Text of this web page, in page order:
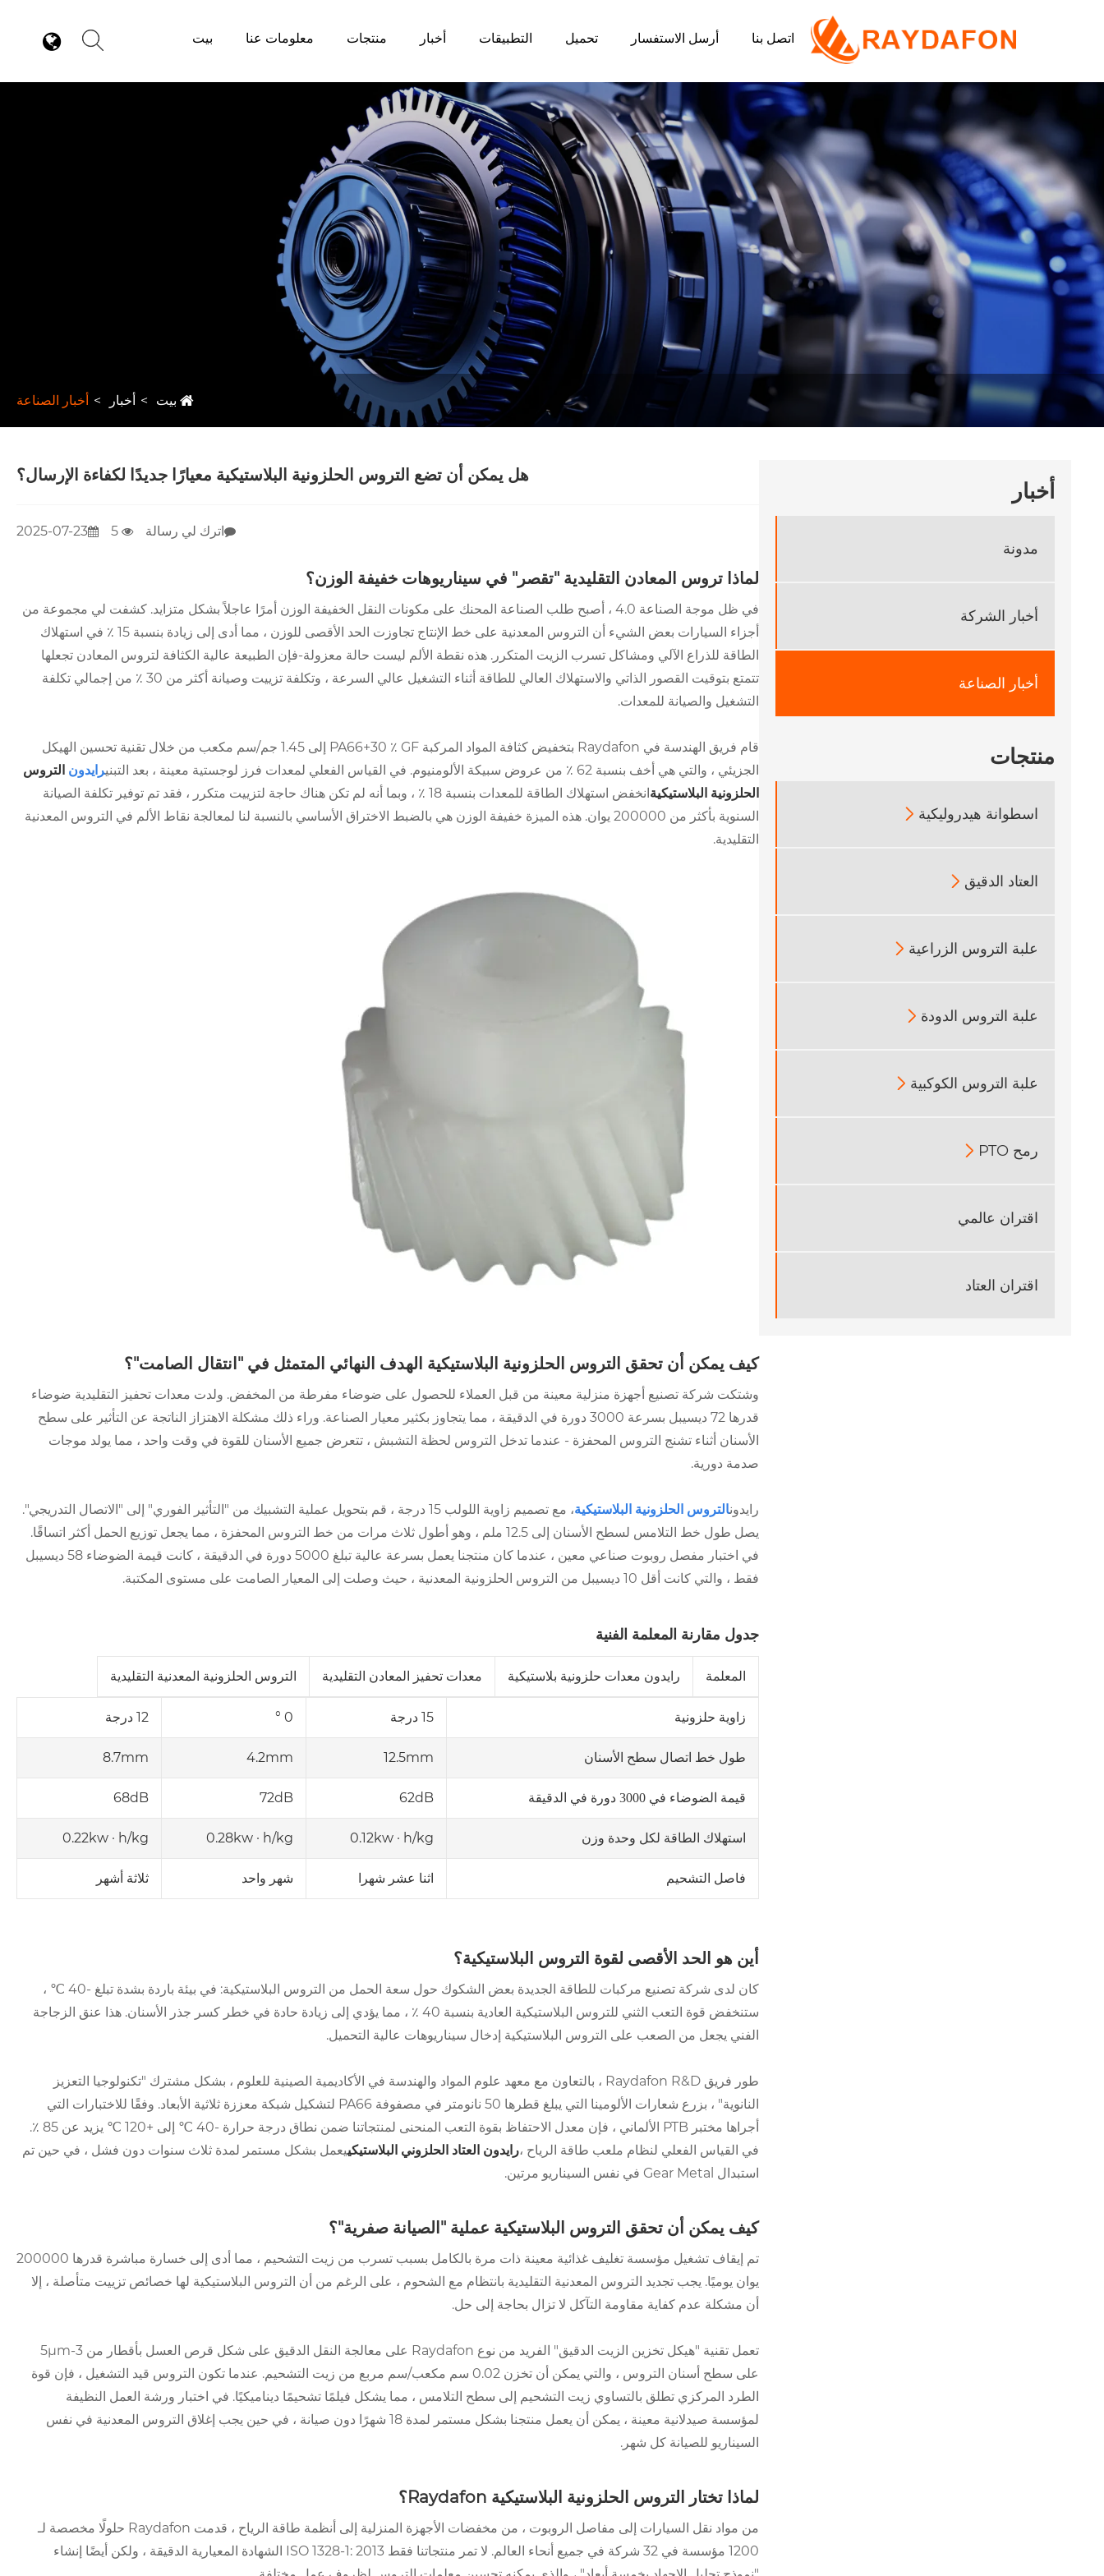
بيت معلومات عنا منتجات أخبار التطبيقات تحميل أرسل الاستفسار اتصل بنا
بيت أخبار أخبار الصناعة
أخبار
مدونة
أخبار الشركة
أخبار الصناعة
منتجات
اسطوانة هيدروليكية 
العتاد الدقيق 
علبة التروس الزراعية 
علبة التروس الدودة 
علبة التروس الكوكبية 
رمح PTO 
اقتران عالمي
اقتران العتاد
هل يمكن أن تضع التروس الحلزونية البلاستيكية معيارًا جديدًا لكفاءة الإرسال؟
2025-07-23 اترك لي رسالة
لماذا تروس المعادن التقليدية "تقصر" في سيناريوهات خفيفة الوزن؟
في ظل موجة الصناعة 4.0 ، أصبح طلب الصناعة المحنك على مكونات النقل الخفيفة الوزن أمرًا عاجلاً بشكل متزايد. كشفت لي مجموعة من
أجزاء السيارات بعض الشيء أن التروس المعدنية على خط الإنتاج تجاوزت الحد الأقصى للوزن ، مما أدى إلى زيادة بنسبة 15 ٪ في استهلاك
الطاقة للذراع الآلي ومشاكل تسرب الزيت المتكرر. هذه نقطة الألم ليست حالة معزولة-فإن الطبيعة عالية الكثافة لتروس المعادن تجعلها
تتمتع بتوقيت القصور الذاتي والاستهلاك العالي للطاقة أثناء التشغيل عالي السرعة ، وتكلفة تزييت وصيانة أكثر من 30 ٪ من إجمالي تكلفة
التشغيل والصيانة للمعدات.
قام فريق الهندسة في Raydafon بتخفيض كثافة المواد المركبة PA66+30 ٪ GF إلى 1.45 جم/سم مكعب من خلال تقنية تحسين الهيكل
الجزيئي ، والتي هي أخف بنسبة 62 ٪ من عروض سبيكة الألومنيوم. في القياس الفعلي لمعدات فرز لوجستية معينة ، بعد التبني
رايدون التروس
الحلزونية البلاستيكية
انخفض استهلاك الطاقة للمعدات بنسبة 18 ٪ ، وبما أنه لم تكن هناك حاجة لتزييت متكرر ، فقد تم توفير تكلفة الصيانة
السنوية بأكثر من 200000 يوان. هذه الميزة خفيفة الوزن هي بالضبط الاختراق الأساسي بالنسبة لنا لمعالجة نقاط الألم في التروس المعدنية
التقليدية.
كيف يمكن أن تحقق التروس الحلزونية البلاستيكية الهدف النهائي المتمثل في "انتقال الصامت"؟
وشتكت شركة تصنيع أجهزة منزلية معينة من قبل العملاء للحصول على ضوضاء مفرطة من المخفض. ولدت معدات تحفيز التقليدية ضوضاء
قدرها 72 ديسيبل بسرعة 3000 دورة في الدقيقة ، مما يتجاوز بكثير معيار الصناعة. وراء ذلك مشكلة الاهتزاز الناتجة عن التأثير على سطح
الأسنان أثناء تشنج التروس المحفزة - عندما تدخل التروس لحظة التشبش ، تتعرض جميع الأسنان للقوة في وقت واحد ، مما يولد موجات
صدمة دورية.
رايدونالتروس الحلزونية البلاستيكية
، مع تصميم زاوية اللولب 15 درجة ، قم بتحويل عملية التشبيك من "التأثير الفوري" إلى "الاتصال التدريجي".
يصل طول خط التلامس لسطح الأسنان إلى 12.5 ملم ، وهو أطول ثلاث مرات من خط التروس المحفزة ، مما يجعل توزيع الحمل أكثر اتساقًا.
في اختبار مفصل روبوت صناعي معين ، عندما كان منتجنا يعمل بسرعة عالية تبلغ 5000 دورة في الدقيقة ، كانت قيمة الضوضاء 58 ديسيبل
فقط ، والتي كانت أقل 10 ديسيبل من التروس الحلزونية المعدنية ، حيث وصلت إلى المعيار الصامت على مستوى المكتبة.
جدول مقارنة المعلمة الفنية
المعلمة رايدون معدات حلزونية بلاستيكية معدات تحفيز المعادن التقليدية التروس الحلزونية المعدنية التقليدية
زاوية حلزونية 15 درجة 0 ° 12 درجة
طول خط اتصال سطح الأسنان 12.5mm
4.2mm
8.7mm
قيمة الضوضاء في 3000 دورة في الدقيقة 62dB
72dB
68dB
استهلاك الطاقة لكل وحدة وزن 0.12kw · h/kg
0.28kw · h/kg
0.22kw · h/kg
فاصل التشحيم اثنا عشر شهرا شهر واحد ثلاثة أشهر
أين هو الحد الأقصى لقوة التروس البلاستيكية؟
كان لدى شركة تصنيع مركبات للطاقة الجديدة بعض الشكوك حول سعة الحمل من التروس البلاستيكية: في بيئة باردة بشدة تبلغ -40 ℃ ،
ستنخفض قوة التعب الثني للتروس البلاستيكية العادية بنسبة 40 ٪ ، مما يؤدي إلى زيادة حادة في خطر كسر جذر الأسنان. هذا عنق الزجاجة
الفني يجعل من الصعب على التروس البلاستيكية إدخال سيناريوهات عالية التحميل.
طور فريق Raydafon R&D ، بالتعاون مع معهد علوم المواد والهندسة في الأكاديمية الصينية للعلوم ، بشكل مشترك "تكنولوجيا التعزيز
النانوية" ، بزرع شعارات الألومينا التي يبلغ قطرها 50 نانومتر في مصفوفة PA66 لتشكيل شبكة معززة ثلاثية الأبعاد. وفقًا للاختبارات التي
أجراها مختبر PTB الألماني ، فإن معدل الاحتفاظ بقوة التعب المنحنى لمنتجاتنا ضمن نطاق درجة حرارة -40 ℃ إلى +120 ℃ يزيد عن 85 ٪.
في القياس الفعلي لنظام ملعب طاقة الرياح ،رايدون العتاد الحلزوني البلاستيكييعمل بشكل مستمر لمدة ثلاث سنوات دون فشل ، في حين تم
استبدال Gear Metal في نفس السيناريو مرتين.
كيف يمكن أن تحقق التروس البلاستيكية عملية "الصيانة صفرية"؟
تم إيقاف تشغيل مؤسسة تغليف غذائية معينة ذات مرة بالكامل بسبب تسرب من زيت التشحيم ، مما أدى إلى خسارة مباشرة قدرها 200000
يوان يوميًا. يجب تجديد التروس المعدنية التقليدية بانتظام مع الشحوم ، على الرغم من أن التروس البلاستيكية لها خصائص تزييت متأصلة ، إلا
أن مشكلة عدم كفاية مقاومة التآكل لا تزال بحاجة إلى حل.
تعمل تقنية "هيكل تخزين الزيت الدقيق" الفريد من نوع Raydafon على معالجة النقل الدقيق على شكل قرص العسل بأقطار من 3-5μm
على سطح أسنان التروس ، والتي يمكن أن تخزن 0.02 سم مكعب/سم مربع من زيت التشحيم. عندما تكون التروس قيد التشغيل ، فإن قوة
الطرد المركزي تطلق بالتساوي زيت التشحيم إلى سطح التلامس ، مما يشكل فيلمًا تشحيمًا ديناميكيًا. في اختبار ورشة العمل النظيفة
لمؤسسة صيدلانية معينة ، يمكن أن يعمل منتجنا بشكل مستمر لمدة 18 شهرًا دون صيانة ، في حين يجب إغلاق التروس المعدنية في نفس
السيناريو للصيانة كل شهر.
لماذا تختار التروس الحلزونية البلاستيكية Raydafon؟
من مواد نقل السيارات إلى مفاصل الروبوت ، من مخفضات الأجهزة المنزلية إلى أنظمة طاقة الرياح ، قدمت Raydafon حلولًا مخصصة لـ
1200 مؤسسة في 32 شركة في جميع أنحاء العالم. لا تمر منتجاتنا فقط ISO 1328-1: 2013 الشهادة المعيارية الدقيقة ، ولكن أيضًا إنشاء